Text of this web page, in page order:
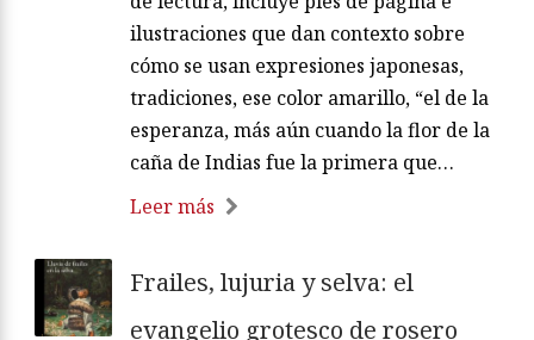
ilustraciones que dan contexto sobre
cómo se usan expresiones japonesas,
tradiciones, ese color amarillo, “el de la
esperanza, más aún cuando la flor de la
caña de Indias fue la primera que…
Leer más
Frailes, lujuria y selva: el
evangelio grotesco de rosero